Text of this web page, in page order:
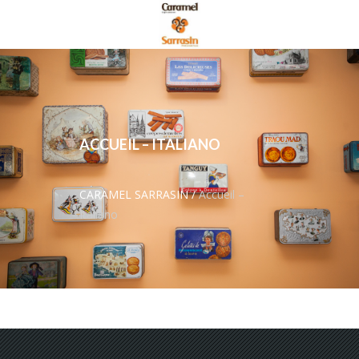
ACCUEIL – ITALIANO
CARAMEL SARRASIN/Accueil –
Italiano